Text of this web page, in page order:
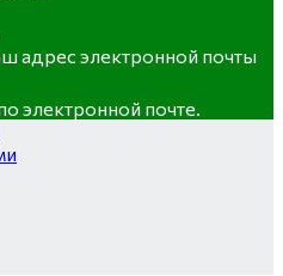
адрес электронной почты
электронной почте.